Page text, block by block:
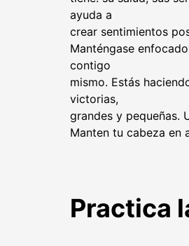
ayuda a
crear sentimientos
Manténgase
contigo
mismo. Estás
victorias,
grandes y pequeñas.
Manten tu cabeza en
Practica